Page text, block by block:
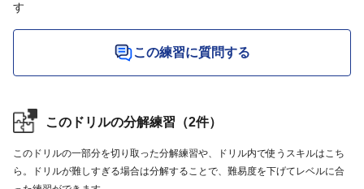
す
この練習に質問する
このドリルの分解練習（2件）
このドリルの一部分を切り取った分解練習や、ドリル内で使うスキルはこち
ら。ドリルが難しすぎる場合は分解することで、難易度を下げてレベルに合